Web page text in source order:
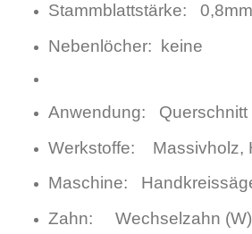
Stammblattstärke: 0,8mm
Nebenlöcher: keine
Anwendung: Querschnitt
Werkstoffe: Massivholz,
Maschine:
Zahn: Wechselzahn (W)